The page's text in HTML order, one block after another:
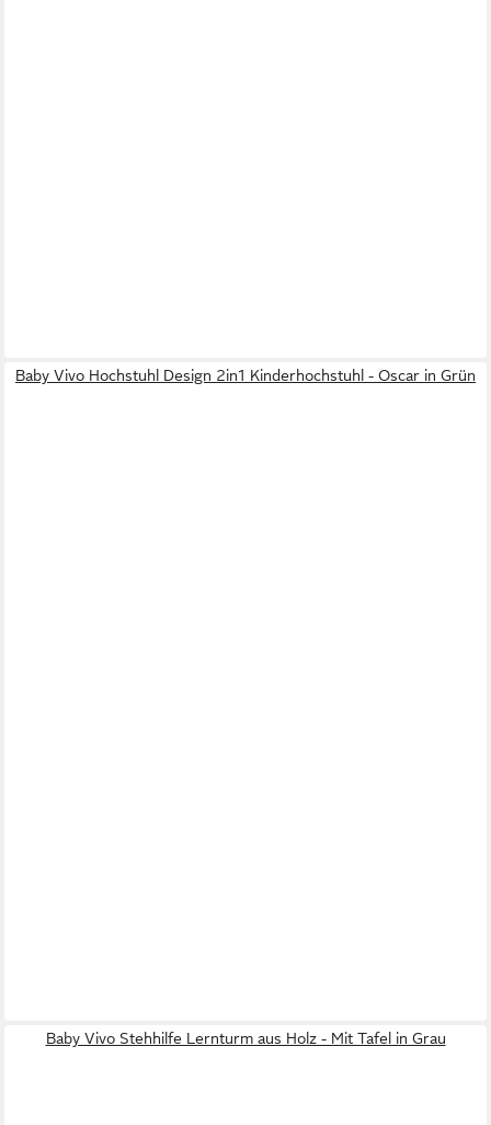
Baby Vivo Hochstuhl Design 2in1 Kinderhochstuhl - Oscar in Grün
Baby Vivo Stehhilfe Lernturm aus Holz - Mit Tafel in Grau